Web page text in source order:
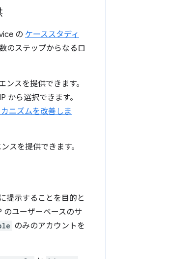
の ケーススタディ
のステップからなるロ
スを提供できます。
から選択できます。
ニズムを改善しま
スを提供できます。
提示することを目的と
のユーザーベースのサ
のみのアカウントを